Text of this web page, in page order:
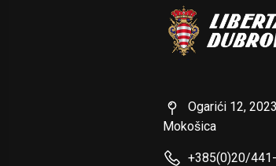
Ogarići 12,
Mokošica
+385(0)20/